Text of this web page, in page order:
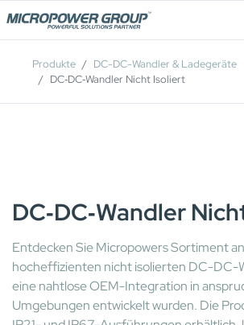
Stellenangebote
Produkte
DC-DC-Wandler & Ladegeräte
DC‑DC‑Wandler Nicht Isoliert
DC‑DC‑Wandler
Entdecken Sie Micropowers Sortiment
hocheffizienten nicht isolierten DC-DC-
eine nahtlose OEM-Integration in
Umgebungen entwickelt wurden. Die